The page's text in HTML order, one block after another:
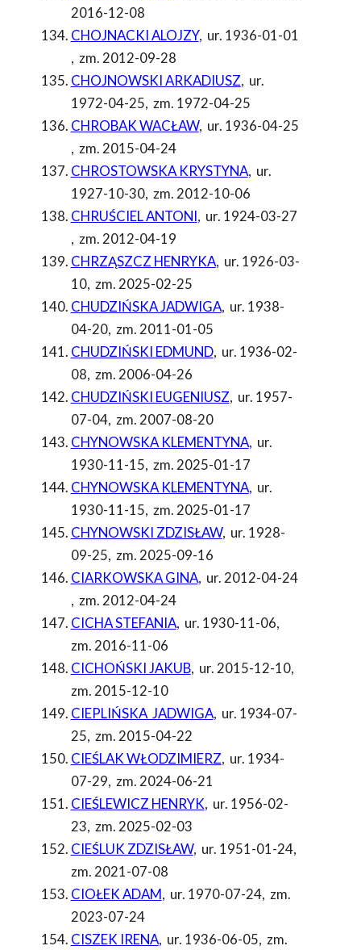
2016-12-08
CHOJNACKI ALOJZY, ur. 1936-01-01
, zm. 2012-09-28
CHOJNOWSKI ARKADIUSZ, ur.
1972-04-25, zm. 1972-04-25
CHROBAK WACŁAW, ur. 1936-04-25
, zm. 2015-04-24
CHROSTOWSKA KRYSTYNA, ur.
1927-10-30, zm. 2012-10-06
CHRUŚCIEL ANTONI, ur. 1924-03-27
, zm. 2012-04-19
CHRZĄSZCZ HENRYKA, ur. 1926-03-
10, zm. 2025-02-25
CHUDZIŃSKA JADWIGA, ur. 1938-
04-20, zm. 2011-01-05
CHUDZIŃSKI EDMUND, ur. 1936-02-
08, zm. 2006-04-26
CHUDZIŃSKI EUGENIUSZ, ur. 1957-
07-04, zm. 2007-08-20
CHYNOWSKA KLEMENTYNA, ur.
1930-11-15, zm. 2025-01-17
CHYNOWSKA KLEMENTYNA, ur.
1930-11-15, zm. 2025-01-17
CHYNOWSKI ZDZISŁAW, ur. 1928-
09-25, zm. 2025-09-16
CIARKOWSKA GINA, ur. 2012-04-24
, zm. 2012-04-24
CICHA STEFANIA, ur. 1930-11-06,
zm. 2016-11-06
CICHOŃSKI JAKUB, ur. 2015-12-10,
zm. 2015-12-10
CIEPLIŃSKA JADWIGA, ur. 1934-07-
25, zm. 2015-04-22
CIEŚLAK WŁODZIMIERZ, ur. 1934-
07-29, zm. 2024-06-21
CIEŚLEWICZ HENRYK, ur. 1956-02-
23, zm. 2025-02-03
CIEŚLUK ZDZISŁAW, ur. 1951-01-24,
zm. 2021-07-08
CIOŁEK ADAM, ur. 1970-07-24, zm.
2023-07-24
CISZEK IRENA, ur. 1936-06-05, zm.